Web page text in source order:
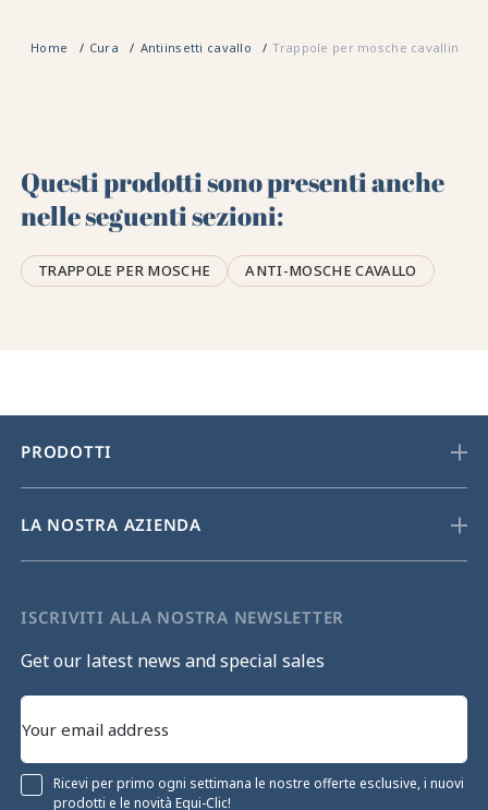
Home Cura Antiinsetti cavallo Trappole per mosche cavalline
Questi prodotti sono presenti anche
nelle seguenti sezioni:
TRAPPOLE PER MOSCHE ANTI-MOSCHE CAVALLO
PRODOTTI
LA NOSTRA AZIENDA
ISCRIVITI ALLA NOSTRA NEWSLETTER
Get our latest news and special sales
Ricevi per primo ogni settimana le nostre offerte esclusive, i nuovi
prodotti e le novità Equi-Clic!